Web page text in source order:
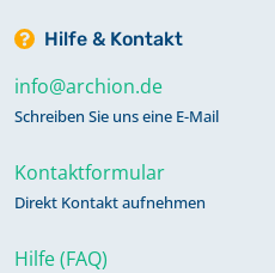
Hilfe & Kontakt
info@archion.de
Schreiben Sie uns eine E-Mail
Kontaktformular
Direkt Kontakt aufnehmen
Hilfe (FAQ)